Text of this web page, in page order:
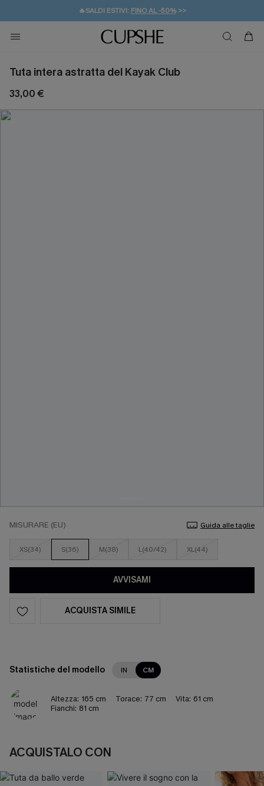
🔥SALDI ESTIVI: FINO AL -50%>>
🚚SPEDIZIONE GRATUITA DA 49€
💌REGALO PER I NUOVI: 20% DI SCONTO*
Tuta intera astratta del Kayak Club
33,00 €
MISURARE (EU) Guida alle taglie
XS(34) S(36) M(38) L(40/42) XL(44)
AVVISAMI
ACQUISTA SIMILE
Statistiche del modello IN CM
Altezza: 165 cm Torace: 77 cm Vita: 61 cm
Fianchi: 81 cm
ACQUISTALO CON